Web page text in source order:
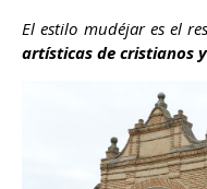
El estilo mudéjar es el
artísticas de cristianos